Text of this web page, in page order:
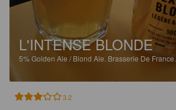
L'INTENSE BLONDE
5% Golden Ale / Blond Ale. Brasserie De France.
3.2